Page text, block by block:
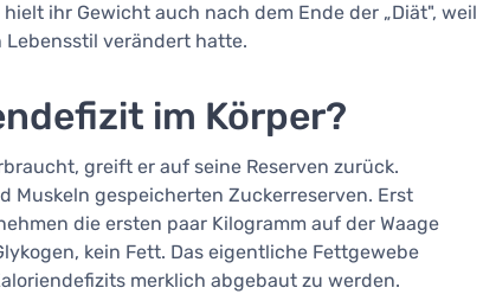
ihr Gewicht auch nach dem Ende der „Diät", weil
verändert hatte.
im Körper?
greift er auf seine Reserven zurück.
Muskeln gespeicherten Zuckerreserven. Erst
die ersten paar Kilogramm auf der Waage
kein Fett. Das eigentliche Fettgewebe
merklich abgebaut zu werden.